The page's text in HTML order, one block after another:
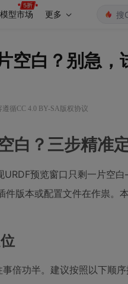
模型市场 更多
空白？别急
遵循CC 4.0 BY-SA版权协议
白？三步精准
URDF预览窗口只剩一片
版本或配置文件在作祟。
倍功半。建议按照以下顺序